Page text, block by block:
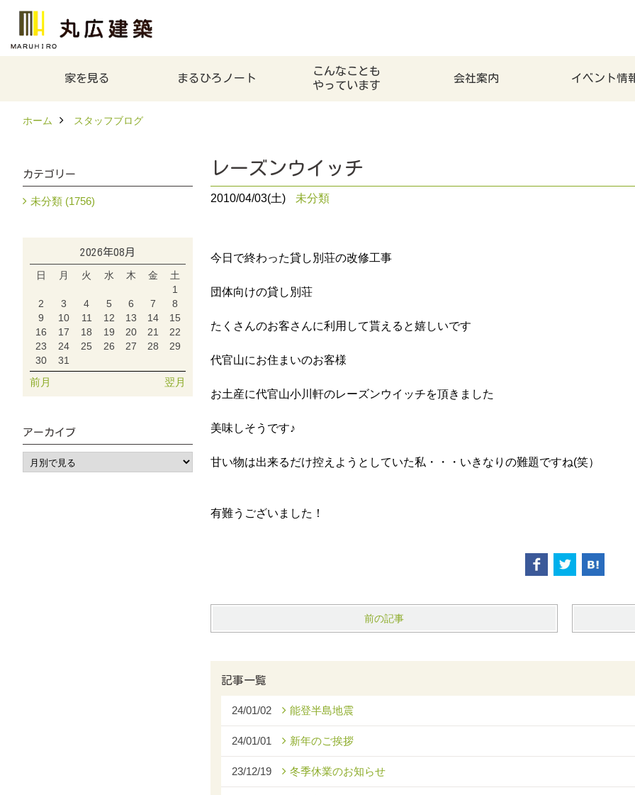
家を見る まるひろノート
こんなことも
やっています
会社案内 イベント情
ホーム スタッフブログ
レーズンウイッチ
2010/04/03(土) 未分類
今日で終わった貸し別荘の改修工事
団体向けの貸し別荘
たくさんのお客さんに利用して貰えると嬉しいです
代官山にお住まいのお客様
お土産に代官山小川軒のレーズンウイッチを頂きました
美味しそうです♪
甘い物は出来るだけ控えようとしていた私・・・いきなりの難題ですね(笑）
有難うございました！
前の記事
記事一覧
24/01/02 能登半島地震
24/01/01 新年のご挨拶
23/12/19 冬季休業のお知らせ
カテゴリー
未分類 (1756)
2026年08月
日 月 火 水 木 金
土
1
2
3 4 5 6 7
8
9
10 11 12 13 14
15
16
17 18 19 20 21
22
23
24 25 26 27 28
29
30
31
前月 翌月
アーカイブ